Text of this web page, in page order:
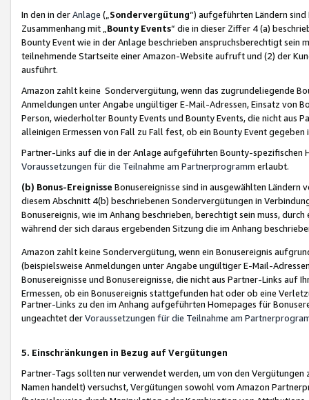
In den in derAnlage („ Sondervergütung“) aufgeführten Ländern
Zusammenhang mit „ Bounty Events“ die in dieser Ziffer 4 (a)
Bounty Event wie in der Anlage beschrieben anspruchsberechtigt sein
teilnehmende Startseite einer Amazon-Website aufruft und (2) der
ausführt.
Amazon zahlt keine Sondervergütung, wenn das zugrundeliegende
Anmeldungen unter Angabe ungültiger E-Mail-Adressen, Einsatz von
Person, wiederholter Bounty Events und Bounty Events, die nicht
alleinigen Ermessen von Fall zu Fall fest, ob ein Bounty Event
Partner-Links auf die in der Anlage aufgeführten Bounty-spezifischen
Voraussetzungen für die Teilnahme am Partnerprogramm erlaubt.
(b) Bonus-Ereignisse Bonusereignisse sind in ausgewählten Ländern
diesem Abschnitt 4(b) beschriebenen Sondervergütungen in
Bonusereignis, wie im Anhang beschrieben, berechtigt sein muss,
während der sich daraus ergebenden Sitzung die im Anhang
Amazon zahlt keine Sondervergütung, wenn ein Bonusereignis
(beispielsweise Anmeldungen unter Angabe ungültiger E-Mail-
Bonusereignisse und Bonusereignisse, die nicht aus Partner-Links auf
Ermessen, ob ein Bonusereignis stattgefunden hat oder ob eine
Partner-Links zu den im Anhang aufgeführten Homepages für
ungeachtet derVoraussetzungen für die Teilnahme am
5. Einschränkungen in Bezug auf Vergütungen
Partner-Tags sollten nur verwendet werden, um von den
Namen handelt) versuchst, Vergütungen sowohl vom Amazon